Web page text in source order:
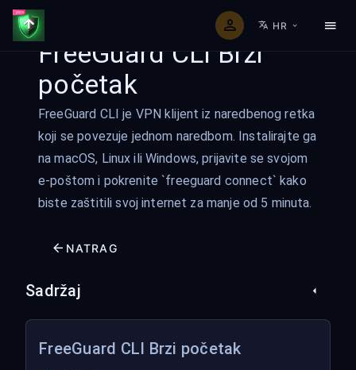
HR
FreeGuard CLI Brzi
početak
FreeGuard CLI je VPN klijent iz naredbenog retka
koji se povezuje jednom naredbom. Instalirajte ga
na macOS, Linux ili Windows, prijavite se svojom
e-poštom i pokrenite `freeguard connect` kako
biste zaštitili svoj internet za manje od 5 minuta.
NATRAG
Sadržaj
FreeGuard CLI Brzi početak